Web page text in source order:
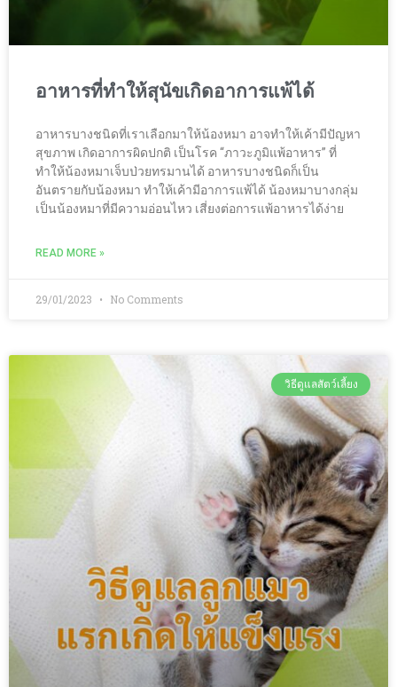
อาหารที่ทำให้สุนัขเกิดอาการแพ้ได้
อาหารบางชนิดที่เราเลือกมาให้น้องหมา อาจทำให้เค้ามีปัญหา
สุขภาพ เกิดอาการผิดปกติ เป็นโรค “ภาวะภูมิแพ้อาหาร” ที่
ทำให้น้องหมาเจ็บป่วยทรมานได้ อาหารบางชนิดก็เป็น
อันตรายกับน้องหมา ทำให้เค้ามีอาการแพ้ได้ น้องหมาบางกลุ่ม
เป็นน้องหมาที่มีความอ่อนไหว เสี่ยงต่อการแพ้อาหารได้ง่าย
READ MORE »
29/01/2023 No Comments
วิธีดูแลสัตว์เลี้ยง